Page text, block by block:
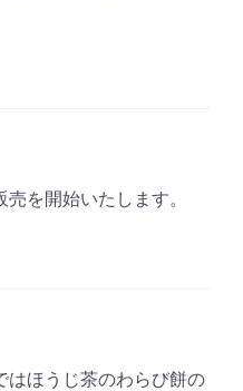
を開始いたします。
はほうじ茶のわらび餅の